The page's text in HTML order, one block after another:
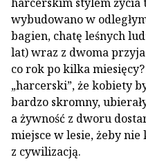
wybudowano w
bagien, chatę leśnych
lat) wraz z dwoma
co rok po kilka
„harcerski”, że kobiety
bardzo skromny,
a żywność z dworu
miejsce w lesie, żeby nie
z cywilizacją.